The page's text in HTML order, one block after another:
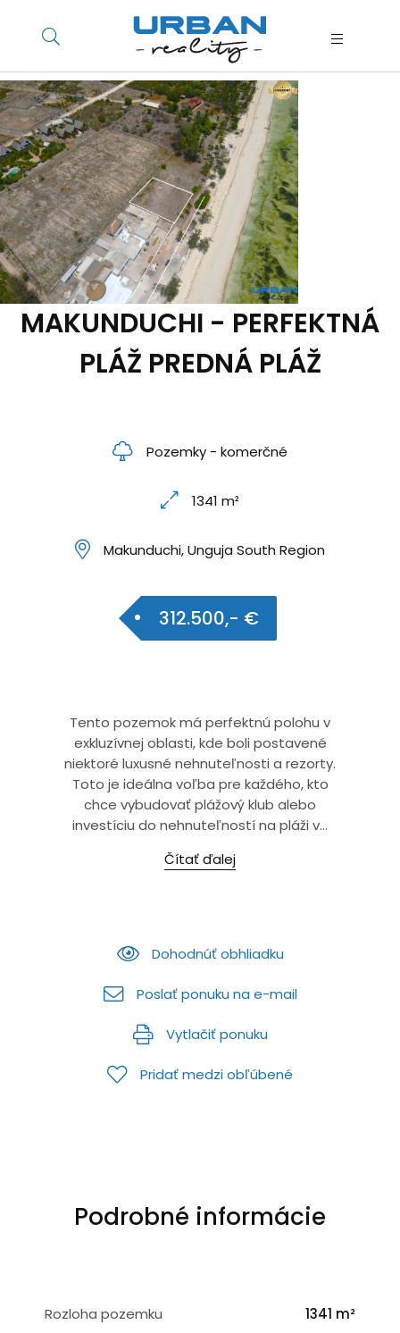
MAKUNDUCHI - PERFEKTNÁ
PLÁŽ PREDNÁ PLÁŽ
Pozemky - komerčné
1341 m²
Makunduchi, Unguja South Region
312.500,- €
Tento pozemok má perfektnú polohu v
exkluzívnej oblasti, kde boli postavené
niektoré luxusné nehnuteľnosti a rezorty.
Toto je ideálna voľba pre každého, kto
chce vybudovať plážový klub alebo
investíciu do nehnuteľností na pláži v...
Čítať ďalej
Dohodnúť obhliadku
Poslať ponuku na e-mail
Vytlačiť ponuku
Pridať medzi obľúbené
Podrobné informácie
Rozloha pozemku 1341 m²